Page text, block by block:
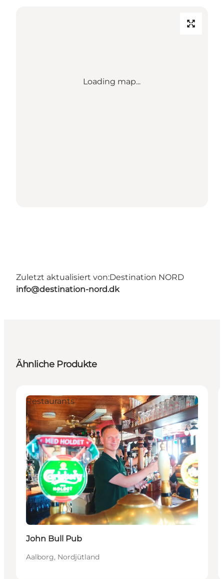
Loading map...
Zuletzt aktualisiert von:Destination NORD
info@destination-nord.dk
Ähnliche Produkte
Restaurants
John Bull Pub
Aalborg, Nordjütland